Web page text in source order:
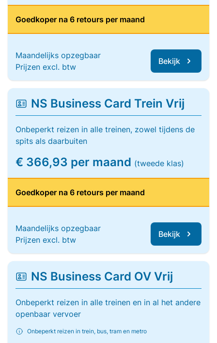
Goedkoper na 6 retours per maand
Maandelijks opzegbaar
Prijzen excl. btw
Bekijk
NS Business Card Trein Vrij
Onbeperkt reizen in alle treinen, zowel tijdens de
spits als daarbuiten
€ 366,93 per maand (tweede klas)
Goedkoper na 6 retours per maand
Maandelijks opzegbaar
Prijzen excl. btw
Bekijk
NS Business Card OV Vrij
Onbeperkt reizen in alle treinen en in al het andere
openbaar vervoer
Onbeperkt reizen in trein, bus, tram en metro